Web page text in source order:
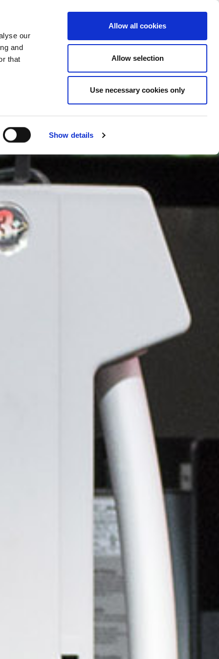
our
and
that
Show details
Allow all cookies
Allow selection
Use necessary cookies only
ACTUS/EVENEMENTS